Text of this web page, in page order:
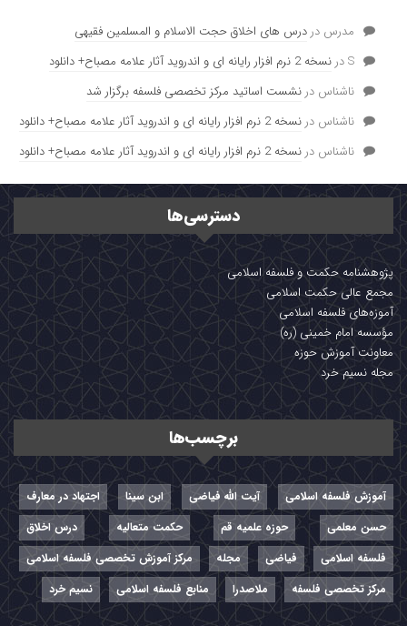
مدرس در درس های اخلاق حجت الاسلام و المسلمین فقیهی
Sدر نسخه 2 نرم افزار رایانه ای و اندروید آثار علامه مصباح+ دانلود
ناشناس در نشست اساتید مرکز تخصصی فلسفه برگزار شد
ناشناس در نسخه 2 نرم افزار رایانه ای و اندروید آثار علامه مصباح+ دانلود
ناشناس در نسخه 2 نرم افزار رایانه ای و اندروید آثار علامه مصباح+ دانلود
دسترسی‌ها
پژوهشنامه حکمت و فلسفه اسلامی
مجمع عالی حکمت اسلامی
آموزه‌های فلسفه اسلامی
مؤسسه امام خمینی (ره)
معاونت آموزش حوزه
مجله نسیم خرد
برچسب‌ها
آموزش فلسفه اسلامی آیت الله فیاضی ابن سینا
اجتهاد در معارف
حسن معلمی
حوزه علمیه قم حکمت متعالیه
درس اخلاق
فلسفه اسلامی
فیاضی مجله
مرکز آموزش تخصصی فلسفه اسلامی
مرکز تخصصی فلسفه
ملاصدرا منابع فلسفه اسلامی نسیم خرد